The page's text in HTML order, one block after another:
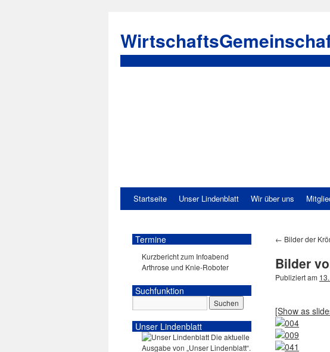
Startseite Unser Lindenblatt Wir über uns
← Bilder der
Bilder
Publiziert am
[Show as
Termine
Kurzbericht zum Infoabend
Arthrose und Knie-Roboter
Suchfunktion
Unser Lindenblatt